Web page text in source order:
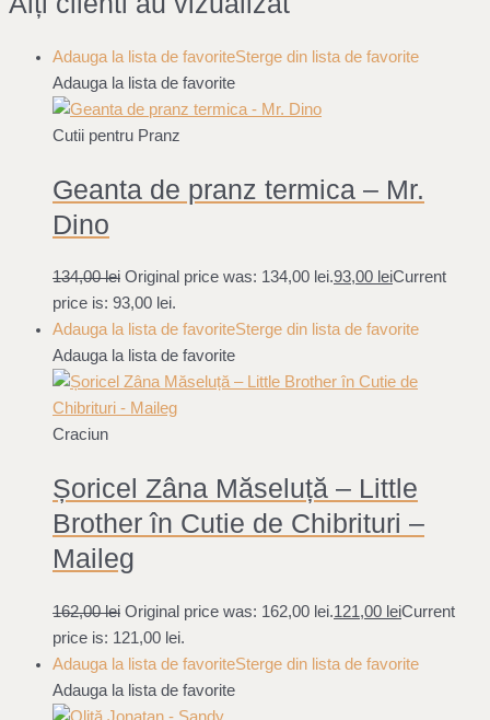
Adauga la lista de favoriteSterge din lista de favorite
Adauga la lista de favorite
Cutii pentru Pranz
Geanta de pranz termica – Mr.
Dino
134,00lei Original price was: 134,00 lei.93,00 leiCurrent
price is: 93,00 lei.
Adauga la lista de favoriteSterge din lista de favorite
Adauga la lista de favorite
Craciun
Șoricel Zâna Măseluță – Little
Brother în Cutie de Chibrituri –
Maileg
162,00lei Original price was: 162,00 lei.121,00 leiCurrent
price is: 121,00 lei.
Adauga la lista de favoriteSterge din lista de favorite
Adauga la lista de favorite